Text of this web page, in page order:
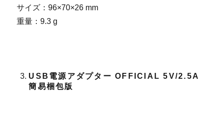
サイズ：96×70×26 mm
重量：9.3 g
USB電源アダプター OFFICIAL 5V/2.5A
簡易梱包版